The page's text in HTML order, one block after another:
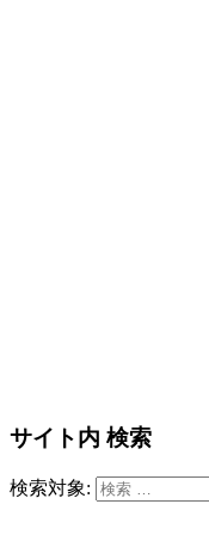
サイト内 検索
検索対象: